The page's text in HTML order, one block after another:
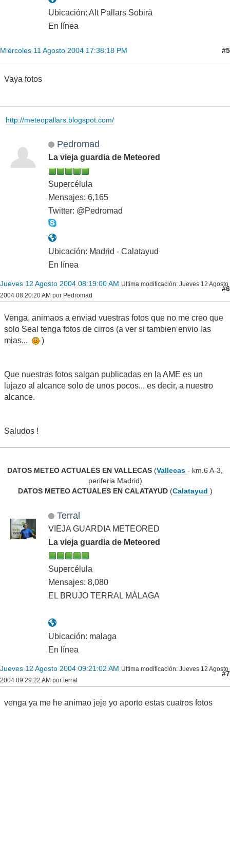
Ubicación: Alt Pallars Sobirà
En línea
Miércoles 11 Agosto 2004 17:38:18 PM #5
Vaya fotos
http://meteopallars.blogspot.com/
Pedromad
La vieja guardia de Meteored
Supercélula
Mensajes: 6,165
Twitter: @Pedromad
Ubicación: Madrid - Calatayud
En línea
Jueves 12 Agosto 2004 08:19:00 AM Ultima modificación: Jueves 12 Agosto
2004 08:20:20 AM por Pedromad
#6
Venga, animaos a enviad vuestras fotos que no me creo que
solo Seal tenga fotos de cirros (a ver si tambien envio las
mias...
)
Que nuestras fotos salgan publicadas en la AME es un
lujazo al alcance solo de unos pocos... es decir, a nuestro
alcance.
Saludos !
DATOS METEO ACTUALES EN VALLECAS (Vallecas - km.6 A-3,
periferia Madrid)
DATOS METEO ACTUALES EN CALATAYUD(Calatayud )
Terral
VIEJA GUARDIA METEORED
La vieja guardia de Meteored
Supercélula
Mensajes: 8,080
EL BRUJO TERRAL MÁLAGA
Ubicación: malaga
En línea
Jueves 12 Agosto 2004 09:21:02 AM Ultima modificación: Jueves 12 Agosto
2004 09:29:22 AM por terral
#7
venga ya me he animao jeje yo aporto estas cuatros fotos